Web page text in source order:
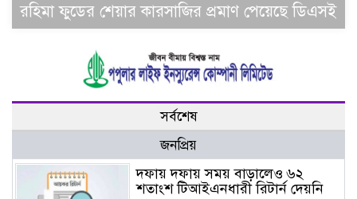
রহিমা ফুডের শেয়ার কারসাজির প্রমাণ পেয়েছে ডিএসই
সর্বশেষ
জনপ্রিয়
দফায় দফায় সময় বাড়ালেও ৬২
শতাংশ টিআইএনধারী রিটার্ন দেয়নি